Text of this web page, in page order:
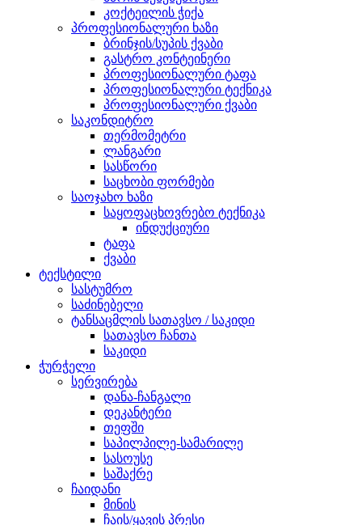
კოქტეილის ჭიქა
პროფესიონალური ხაზი
ბრინჯის/სუპის ქვაბი
გასტრო კონტეინერი
პროფესიონალური ტაფა
პროფესიონალური ტექნიკა
პროფესიონალური ქვაბი
საკონდიტრო
თერმომეტრი
ლანგარი
სასწორი
საცხობი ფორმები
საოჯახო ხაზი
საყოფაცხოვრებო ტექნიკა
ინდუქციური
ტაფა
ქვაბი
ტექსტილი
სასტუმრო
საძინებელი
ტანსაცმლის სათავსო / საკიდი
სათავსო ჩანთა
საკიდი
ჭურჭელი
სერვირება
დანა-ჩანგალი
დეკანტერი
თეფში
საპილპილე-სამარილე
სასოუსე
საშაქრე
ჩაიდანი
მინის
ჩაის/ყავის პრესი